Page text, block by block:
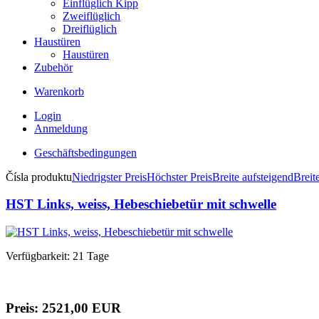
Einflüglich Kipp
Zweiflüglich
Dreiflüglich
Haustüren
Haustüren
Zubehör
Warenkorb
Login
Anmeldung
Geschäftsbedingungen
Čísla produktuNiedrigster PreisHöchster PreisBreite aufsteigend
HST Links, weiss, Hebeschiebetür mit schwelle
Verfügbarkeit: 21 Tage
Preis: 2521,00 EUR